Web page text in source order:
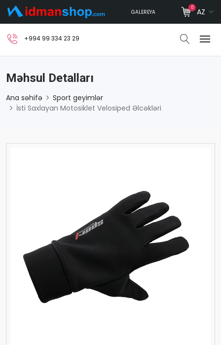
GALEREYA
0 AZ
+994 99 334 23 29
Məhsul Detalları
Ana səhifə
Sport geyimlər
İsti Saxlayan Motosiklet Velosiped Əlcəkləri